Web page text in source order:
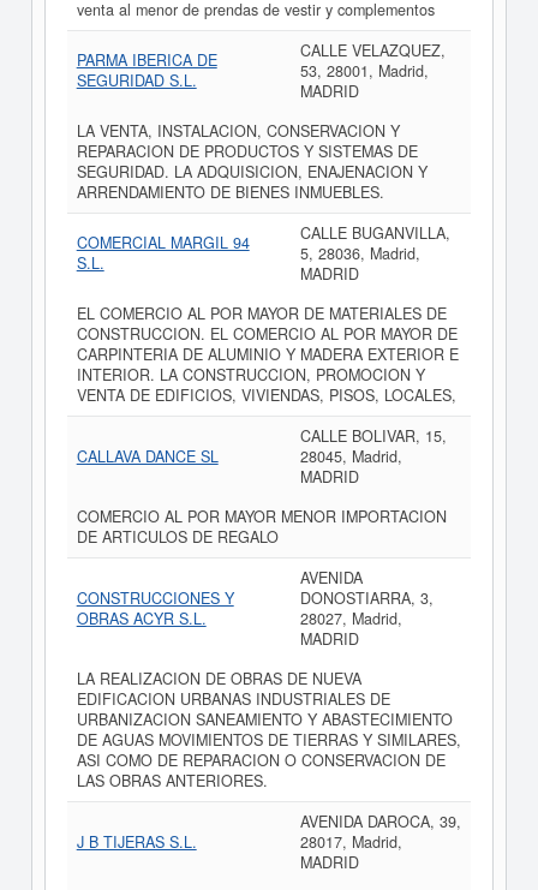
venta al menor de prendas de vestir y complementos
PARMA IBERICA DE
SEGURIDAD S.L.
CALLE VELAZQUEZ,
53, 28001, Madrid,
MADRID
LA VENTA, INSTALACION, CONSERVACION Y
REPARACION DE PRODUCTOS Y SISTEMAS DE
SEGURIDAD. LA ADQUISICION, ENAJENACION Y
ARRENDAMIENTO DE BIENES INMUEBLES.
COMERCIAL MARGIL 94
S.L.
CALLE BUGANVILLA,
5, 28036, Madrid,
MADRID
EL COMERCIO AL POR MAYOR DE MATERIALES DE
CONSTRUCCION. EL COMERCIO AL POR MAYOR DE
CARPINTERIA DE ALUMINIO Y MADERA EXTERIOR E
INTERIOR. LA CONSTRUCCION, PROMOCION Y
VENTA DE EDIFICIOS, VIVIENDAS, PISOS, LOCALES,
CALLAVA DANCE SL
CALLE BOLIVAR, 15,
28045, Madrid,
MADRID
COMERCIO AL POR MAYOR MENOR IMPORTACION
DE ARTICULOS DE REGALO
CONSTRUCCIONES Y
OBRAS ACYR S.L.
AVENIDA
DONOSTIARRA, 3,
28027, Madrid,
MADRID
LA REALIZACION DE OBRAS DE NUEVA
EDIFICACION URBANAS INDUSTRIALES DE
URBANIZACION SANEAMIENTO Y ABASTECIMIENTO
DE AGUAS MOVIMIENTOS DE TIERRAS Y SIMILARES,
ASI COMO DE REPARACION O CONSERVACION DE
LAS OBRAS ANTERIORES.
J B TIJERAS S.L.
AVENIDA DAROCA, 39,
28017, Madrid,
MADRID